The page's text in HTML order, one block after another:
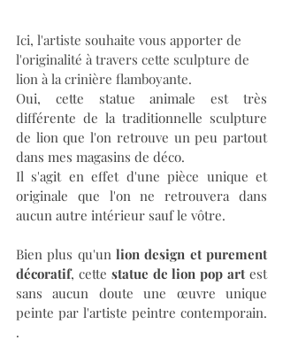
Ici, l'artiste souhaite vous apporter de
l'originalité à travers cette sculpture de
lion à la crinière flamboyante.
Oui, cette statue animale est très
différente de la traditionnelle sculpture
de lion que l'on retrouve un peu partout
dans mes magasins de déco.
Il s'agit en effet d'une pièce unique et
originale que l'on ne retrouvera dans
aucun autre intérieur sauf le vôtre.
Bien plus qu'un lion design et purement
décoratif, cette statue de lion pop art est
sans aucun doute une œuvre unique
peinte par l'artiste peintre contemporain.
.